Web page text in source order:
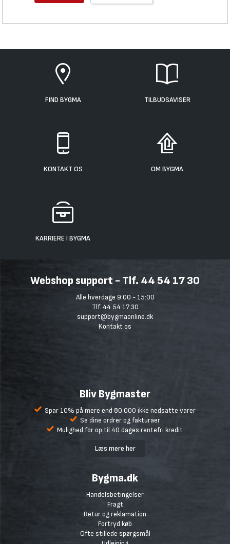
FIND BYGMA TILBUDSAVISER
KONTAKT OS OM BYGMA
KARRIERE I BYGMA
Webshop support - Tlf. 44 54 17 30
Alle hverdage 9:00 - 15:00
Tlf. 44 54 17 30
support@bygmaonline.dk
Kontakt os
Bliv Bygmaster
Spar 10% på mere end 80.000 ikke nedsatte varer
Se dine ordrer og fakturaer
Mulighed for op til 40 dages rentefri kredit
Læs mere her
Bygma.dk
Handelsbetingelser
Fragt
Retur og reklamation
Fortryd køb
Ofte stillede spørgsmål